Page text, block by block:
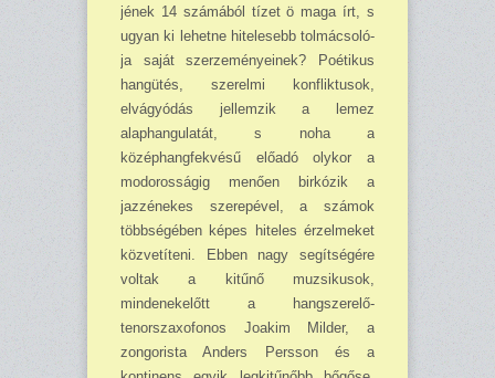
jének 14 számá­ból tízet ö maga írt, s
ugyan ki lehetne hitelesebb tolmácsoló­
ja saját szerzeményeinek? Poéti­kus
hangütés, szerelmi konflik­tusok,
elvágyódás jellemzik a le­mez
alaphangulatát, s noha a
középhangfekvésű előadó olykor a
modorosságig menően bir­kózik a
jazzénekes szerepével, a számok
többségében képes hite­les érzelmeket
közvetíteni. Eb­ben nagy segítségére
voltak a ki­tűnő muzsikusok,
mindenekelőtt a hangszerelő-
tenorszaxofonos Joakim Milder, a
zongorista Anders Persson és a